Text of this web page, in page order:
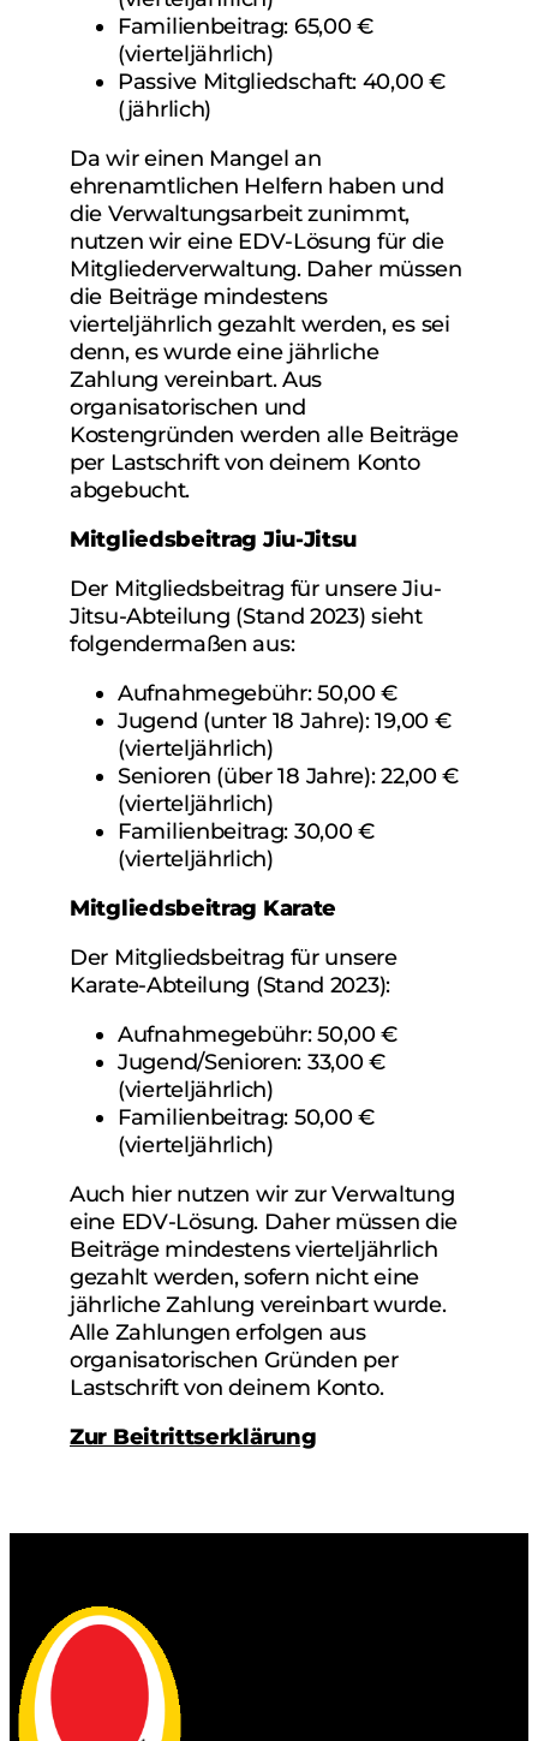
Familienbeitrag: 65,00 €
(vierteljährlich)
Passive Mitgliedschaft: 40,00 €
(jährlich)
Da wir einen Mangel an
ehrenamtlichen Helfern haben und
die Verwaltungsarbeit zunimmt,
nutzen wir eine EDV-Lösung für die
Mitgliederverwaltung. Daher müssen
die Beiträge mindestens
vierteljährlich gezahlt werden, es sei
denn, es wurde eine jährliche
Zahlung vereinbart. Aus
organisatorischen und
Kostengründen werden alle Beiträge
per Lastschrift von deinem Konto
abgebucht.
Mitgliedsbeitrag Jiu-Jitsu
Der Mitgliedsbeitrag für unsere Jiu-
Jitsu-Abteilung (Stand 2023) sieht
folgendermaßen aus:
Aufnahmegebühr: 50,00 €
Jugend (unter 18 Jahre): 19,00 €
(vierteljährlich)
Senioren (über 18 Jahre): 22,00 €
(vierteljährlich)
Familienbeitrag: 30,00 €
(vierteljährlich)
Mitgliedsbeitrag Karate
Der Mitgliedsbeitrag für unsere
Karate-Abteilung (Stand 2023):
Aufnahmegebühr: 50,00 €
Jugend/Senioren: 33,00 €
(vierteljährlich)
Familienbeitrag: 50,00 €
(vierteljährlich)
Auch hier nutzen wir zur Verwaltung
eine EDV-Lösung. Daher müssen die
Beiträge mindestens vierteljährlich
gezahlt werden, sofern nicht eine
jährliche Zahlung vereinbart wurde.
Alle Zahlungen erfolgen aus
organisatorischen Gründen per
Lastschrift von deinem Konto.
Zur Beitrittserklärung